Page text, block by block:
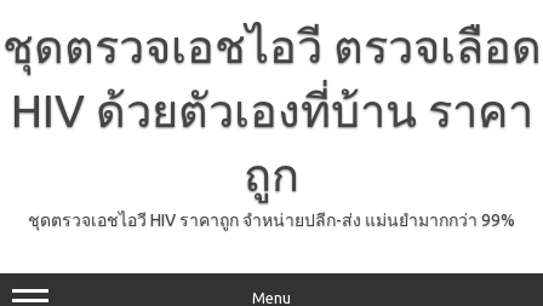
content
ชุดตรวจเอชไอวี ตรวจเลือด
HIV ด้วยตัวเองที่บ้าน ราคา
ถูก
ชุดตรวจเอชไอวี HIV ราคาถูก จำหน่ายปลีก-ส่ง แม่นยำมากกว่า 99%
Menu